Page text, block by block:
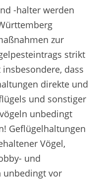
-halter werden
zur
strikt
dass
direkte und
und sonstiger
unbedingt
Geflügelhaltungen
Vögel,
und
unbedingt vor